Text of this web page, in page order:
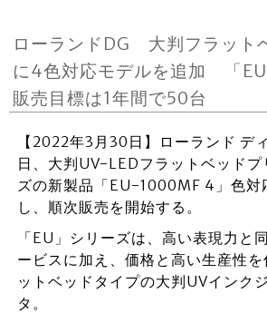
ローランドDG 大判フラット
に4色対応モデルを追加 「
販売目標は1年間で50台
【2022年3月30日】ローランド デ
日、大判UV-LEDフラットベッドプ
ズの新製品「EU-1000MF 4」色対
し、順次販売を開始する。
「EU」シリーズは、高い表現力と
ービスに加え、価格と高い生産性
ットベッドタイプの大判UVインク
タ。